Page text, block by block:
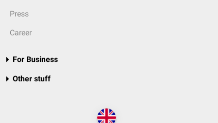
Press
Career
For Business
Other stuff